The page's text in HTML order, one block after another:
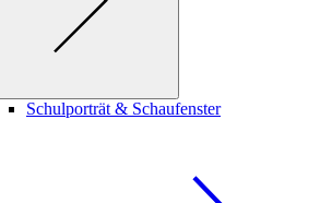
Schulporträt & Schaufenster